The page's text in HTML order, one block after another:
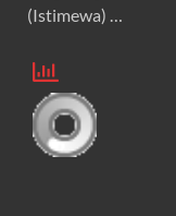
(Istimewa) …